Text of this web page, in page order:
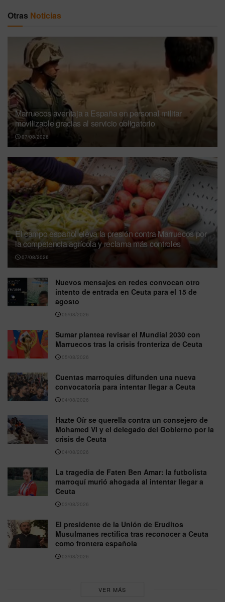
Otras Noticias
Marruecos aventaja a España en personal militar
movilizable gracias al servicio obligatorio
07/08/2026
El campo español eleva la presión contra Marruecos por
la competencia agrícola y reclama más controles
07/08/2026
Nuevos mensajes en redes convocan otro
intento de entrada en Ceuta para el 15 de
agosto
05/08/2026
Sumar plantea revisar el Mundial 2030 con
Marruecos tras la crisis fronteriza de Ceuta
05/08/2026
Cuentas marroquíes difunden una nueva
convocatoria para intentar llegar a Ceuta
04/08/2026
Hazte Oír se querella contra un consejero de
Mohamed VI y el delegado del Gobierno por la
crisis de Ceuta
04/08/2026
La tragedia de Faten Ben Amar: la futbolista
marroquí murió ahogada al intentar llegar a
Ceuta
03/08/2026
El presidente de la Unión de Eruditos
Musulmanes rectifica tras reconocer a Ceuta
como frontera española
03/08/2026
VER MÁS